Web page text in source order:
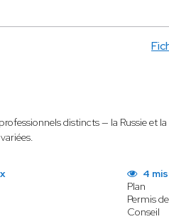
distincts — la Russie et
4
Plan
Permis
Conseil